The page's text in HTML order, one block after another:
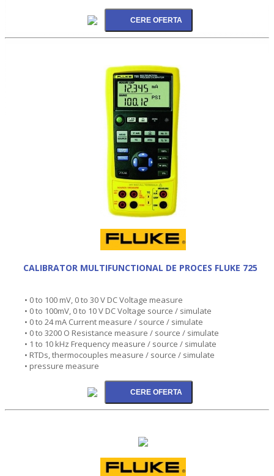
CALIBRATOR MULTIFUNCTIONAL DE PROCES FLUKE 725
• 0 to 100 mV, 0 to 30 V DC Voltage measure
• 0 to 100mV, 0 to 10 V DC Voltage source / simulate
• 0 to 24 mA Current measure / source / simulate
• 0 to 3200 O Resistance measure / source / simulate
• 1 to 10 kHz Frequency measure / source / simulate
• RTDs, thermocouples measure / source / simulate
• pressure measure